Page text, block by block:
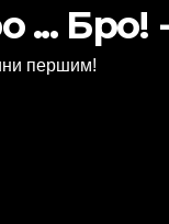
... Бро!
першим!